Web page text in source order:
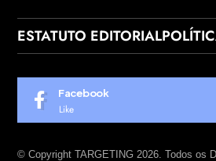
ESTATUTO EDITORIAL
Facebook
Like
© Copyright TARGETING 2026. Todos os